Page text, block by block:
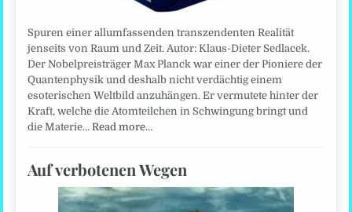
Spuren einer allumfassenden transzendenten Realität
jenseits von Raum und Zeit. Autor: Klaus-Dieter Sedlacek.
Der Nobelpreisträger Max Planck war einer der Pioniere der
Quantenphysik und deshalb nicht verdächtig einem
esoterischen Weltbild anzuhängen. Er vermutete hinter der
Kraft, welche die Atomteilchen in Schwingung bringt und
die Materie…Read more…
Auf verbotenen Wegen